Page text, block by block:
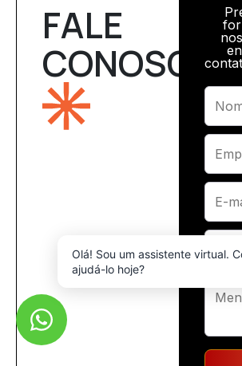
FALE
CONOSCO
Olá! Sou um assistente virtual.
ajudá-lo hoje?